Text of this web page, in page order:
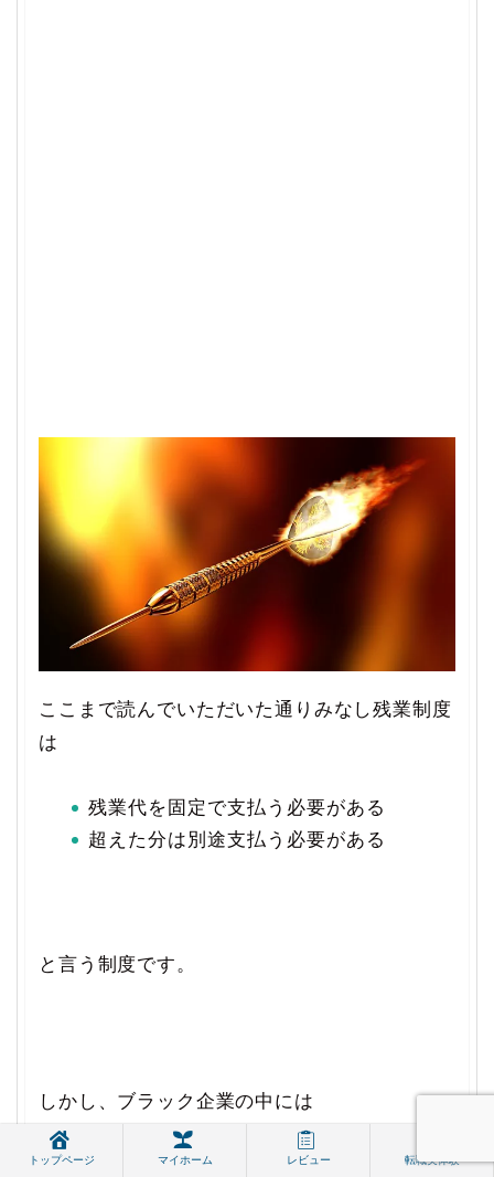
ここまで読んでいただいた通りみなし残業制度
は
残業代を固定で支払う必要がある
超えた分は別途支払う必要がある
と言う制度です。
しかし、ブラック企業の中には
トップページ マイホーム レビュー 転職実体験